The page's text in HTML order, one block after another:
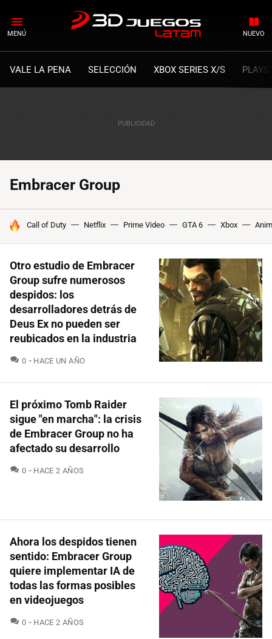
MENÚ NUEVO
VALE LA PENA SELECCIÓN XBOX SERIES X/S
Embracer Group
HOY SE HABLA DE
Call of Duty Netflix Prime Video GTA 6 Xbox
Otro estudio de Embracer
Group sufre numerosos
despidos: los
desarrolladores detrás de
Deus Ex no pueden ser
reubicados en la industria
0 COMENTARIOS
HACE UN AÑO
El próximo Tomb Raider
sigue "en marcha": la crisis
de Embracer Group no ha
afectado su desarrollo
0 COMENTARIOS
HACE 2 AÑOS
Ahora los despidos tienen
sentido: Embracer Group
quiere implementar IA de
todas las formas posibles
en videojuegos
0 COMENTARIOS
HACE 2 AÑOS